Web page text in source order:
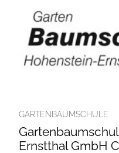
GARTENBAUMSCHULE
Ernstthal GmbH